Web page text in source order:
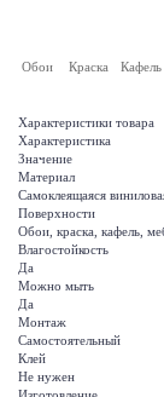
Обои Краска Кафель
Характеристики товара
Характеристика
Значение
Материал
Самоклеящаяся
Поверхности
Обои, краска, кафель,
Влагостойкость
Да
Можно мыть
Да
Монтаж
Самостоятельный
Клей
Не нужен